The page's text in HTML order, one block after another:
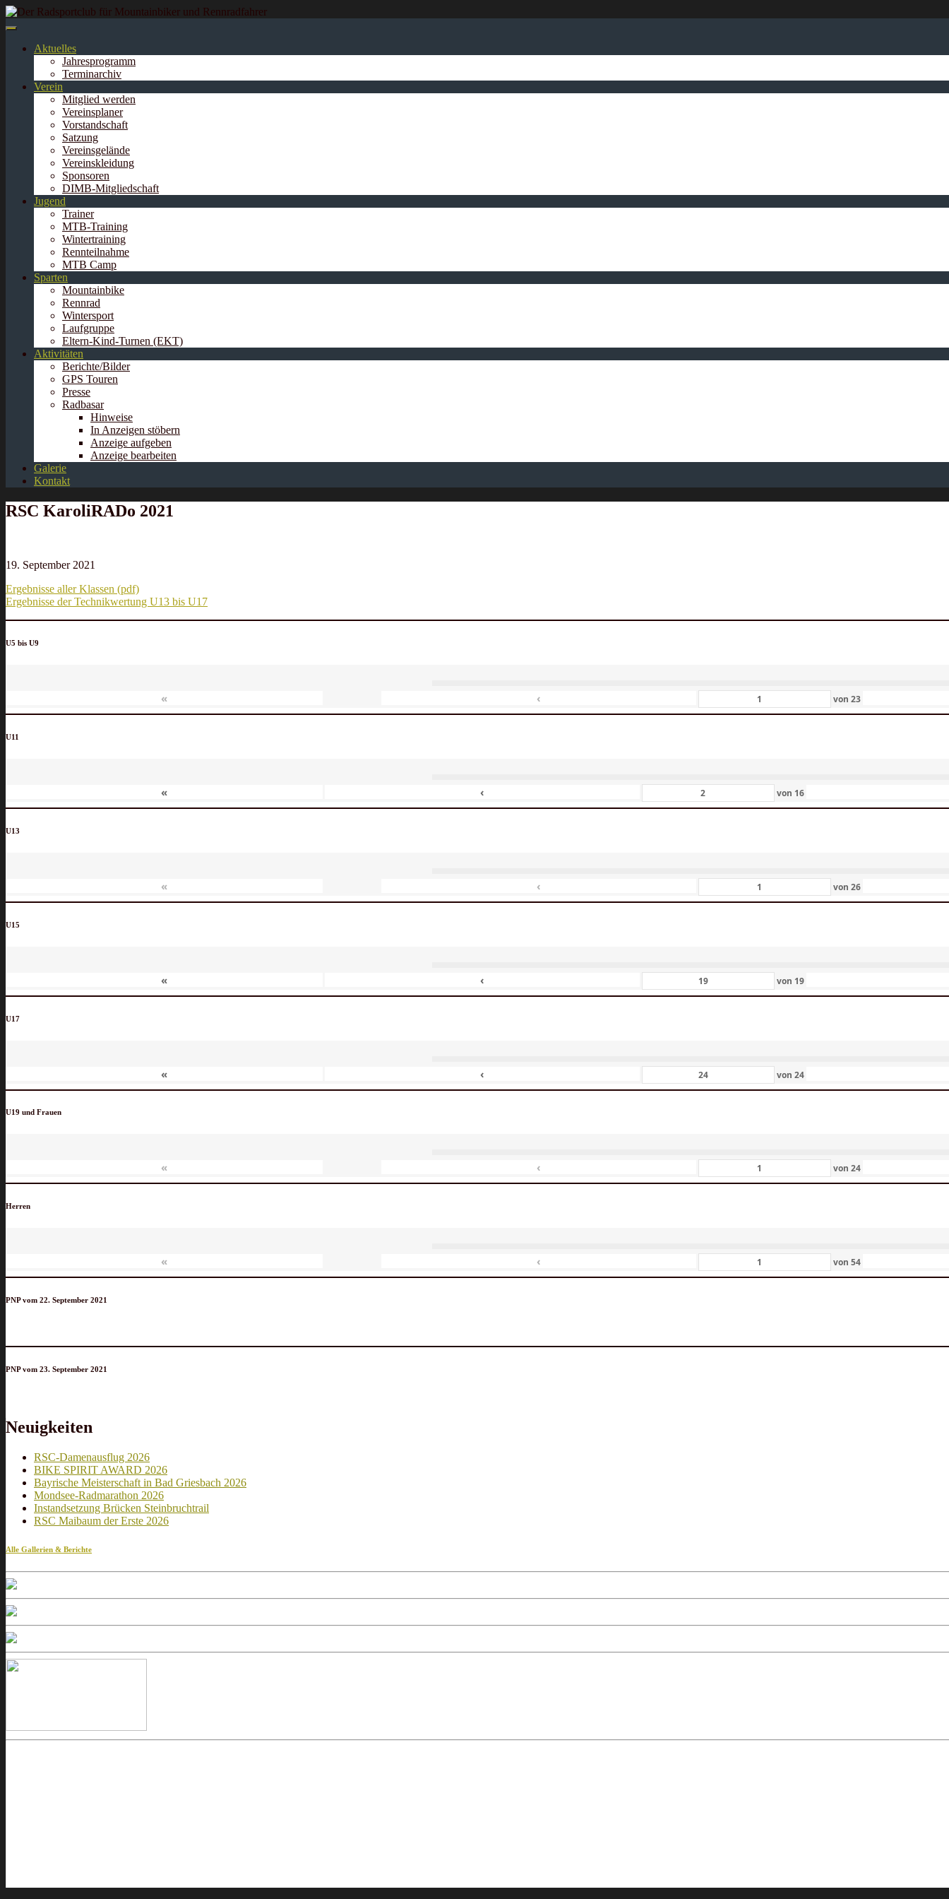
Springe
zum
Aktuelles
Jahresprogramm
Terminarchiv
Verein
Mitglied werden
Vereinsplaner
Vorstandschaft
Satzung
Vereinsgelände
Vereinskleidung
Sponsoren
DIMB-Mitgliedschaft
Jugend
Trainer
MTB-Training
Wintertraining
Rennteilnahme
MTB Camp
Sparten
Mountainbike
Rennrad
Wintersport
Laufgruppe
Eltern-Kind-Turnen (EKT)
Aktivitäten
Berichte/Bilder
GPS Touren
Presse
Radbasar
Hinweise
In Anzeigen stöbern
Anzeige aufgeben
Anzeige bearbeiten
Galerie
Kontakt
RSC KaroliRADo 2021
19. September 2021
Ergebnisse aller Klassen (pdf)
Ergebnisse der Technikwertung U13 bis U17
U5 bis U9
« ‹ von 23
U11
« ‹ von 16
U13
« ‹ von 26
U15
« ‹ von 19
U17
« ‹ von 24
U19 und Frauen
« ‹ von 24
Herren
« ‹ von 54
PNP vom 22. September 2021
PNP vom 23. September 2021
Neuigkeiten
RSC-Damenausflug 2026
BIKE SPIRIT AWARD 2026
Bayrische Meisterschaft in Bad Griesbach 2026
Mondsee-Radmarathon 2026
Instandsetzung Brücken Steinbruchtrail
RSC Maibaum der Erste 2026
Alle Gallerien & Berichte